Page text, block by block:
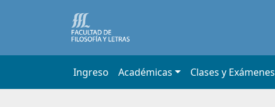
Ingreso Académicas Clases y Exámenes